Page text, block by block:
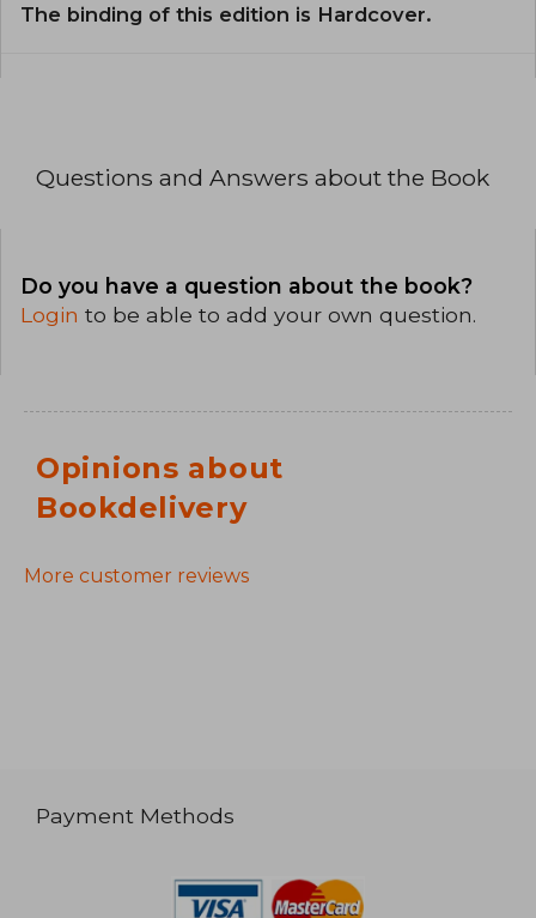
The binding of this edition is Hardcover.
Questions and Answers about the Book
Do you have a question about the book?
Login to be able to add your own question.
Opinions about
Bookdelivery
More customer reviews
Payment Methods